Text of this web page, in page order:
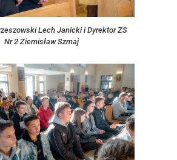
Lech Janicki i Dyrektor ZS
Nr 2 Ziemisław Szmaj